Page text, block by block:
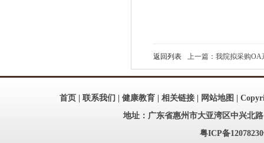
返回列表 上一篇：我院拟采购OA
首页| 联系我们 健康教育| 相关链接| 网站地图 |
地址：广东省惠州市大亚湾区中兴北
粤ICP备